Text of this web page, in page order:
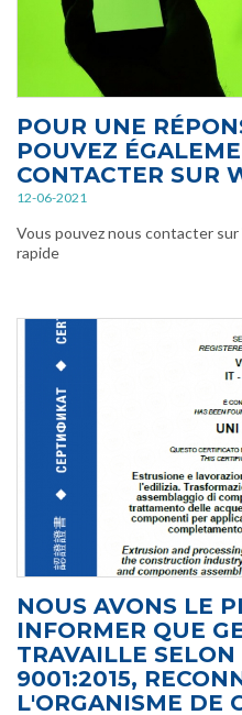
POUR UNE
POUVEZ
CONTACTER SUR
12-06-2021
Vous pouvez nous contacter
rapide
NOUS AVONS LE
INFORMER QUE
TRAVAILLE
9001:2015,
L'ORGANISME DE